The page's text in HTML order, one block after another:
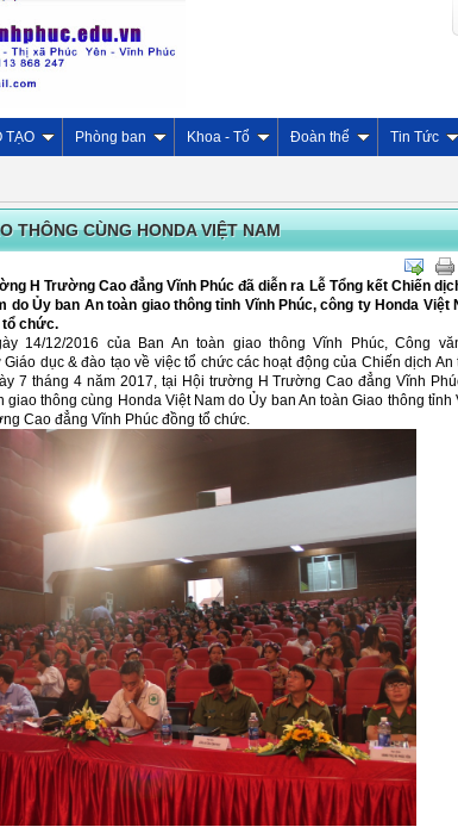
TẠO Phòng ban Khoa - Tổ Đoàn thể Tin Tức
THÔNG CÙNG HONDA VIỆT NAM
H Trường Cao đẳng Vĩnh Phúc đã diễn ra Lễ Tổng kết Chiến
do Ủy ban An toàn giao thông tỉnh Vĩnh Phúc, công ty Honda Việt
tổ chức.
14/12/2016 của Ban An toàn giao thông Vĩnh Phúc, Công
dục & đào tạo về việc tổ chức các hoạt động của Chiến dịch An
7 tháng 4 năm 2017, tại Hội trường H Trường Cao đẳng Vĩnh
thông cùng Honda Việt Nam do Ủy ban An toàn Giao thông tỉnh
Cao đẳng Vĩnh Phúc đồng tổ chức.